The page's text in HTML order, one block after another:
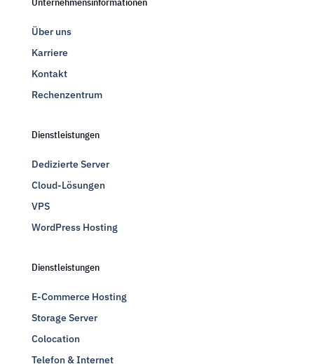
Über uns
Karriere
Kontakt
Rechenzentrum
Dienstleistungen
Dedizierte Server
Cloud-Lösungen
VPS
WordPress Hosting
Dienstleistungen
E-Commerce Hosting
Storage Server
Colocation
Telefon & Internet